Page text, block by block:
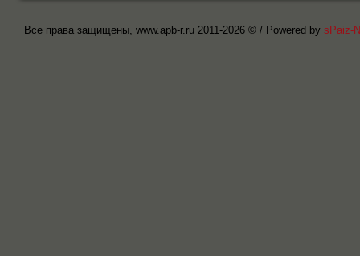
Все права защищены, www.apb-r.ru 2011-2026 © / Powered by sPaiz-